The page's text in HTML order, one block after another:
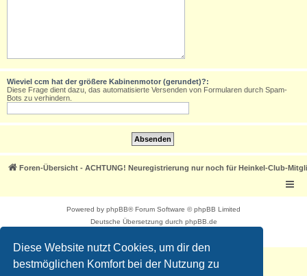
Diese Website nutzt Cookies, um dir den
bestmöglichen Komfort bei der Nutzung zu
Wieviel ccm hat der größere Kabinenmotor (gerundet)?:
Diese Frage dient dazu, das automatisierte Versenden von Formularen durch Spam-
Bots zu verhindern.
Foren-Übersicht - ACHTUNG! Neuregistrierung nur noch für Heinkel-Club-
Powered by phpBB® Forum Software © phpBB Limited
Deutsche Übersetzung durch phpBB.de